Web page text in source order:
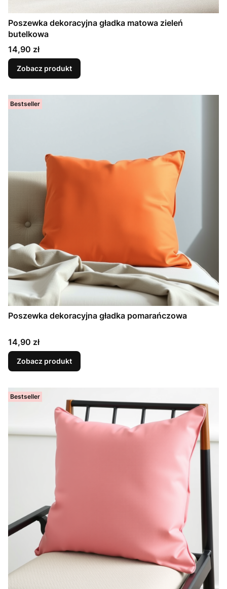
Poszewka dekoracyjna gładka matowa zieleń
butelkowa
Cena
14,90 zł
Zobacz produkt
Bestseller
Poszewka dekoracyjna gładka pomarańczowa
Cena
14,90 zł
Zobacz produkt
Bestseller